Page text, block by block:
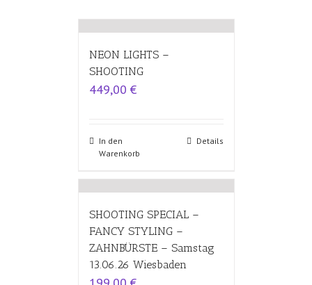
NEON LIGHTS –
SHOOTING
449,00 €
In den
Warenkorb
Details
SHOOTING SPECIAL –
FANCY STYLING –
ZAHNBÜRSTE – Samstag
13.06.26 Wiesbaden